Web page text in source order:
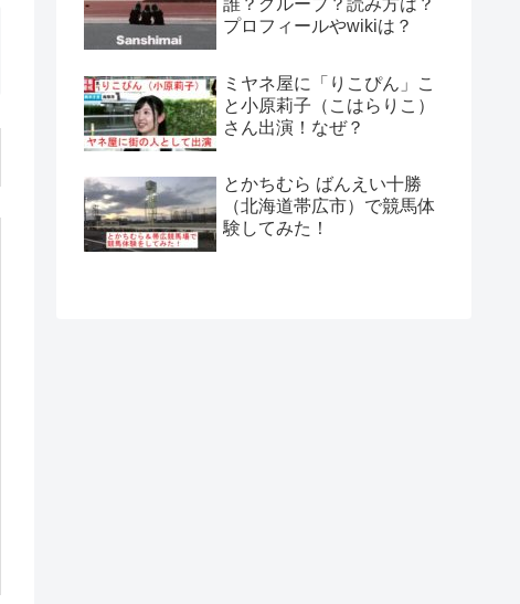
誰？グループ？読み方は？
プロフィールやwikiは？
ミヤネ屋に「りこぴん」こ
と小原莉子（こはらりこ）
さん出演！なぜ？
とかちむら ばんえい十勝
（北海道帯広市）で競馬体
験してみた！